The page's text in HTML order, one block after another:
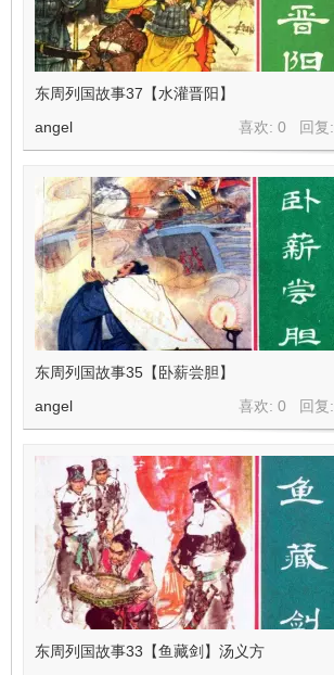
东周列国故事37【水灌晋阳】
喜欢: 0 回复:
angel
东周列国故事35【卧薪尝胆】
喜欢: 0 回复:
angel
东周列国故事33【鱼藏剑】汤义方